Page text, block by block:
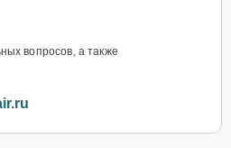
вопросов, а также